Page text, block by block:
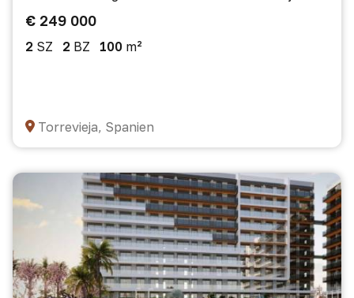
€ 249 000
2 SZ 2 BZ 100 m²
Torrevieja, Spanien